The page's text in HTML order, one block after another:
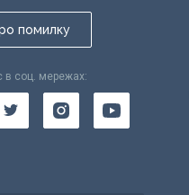
помилку
в соц. мережах: